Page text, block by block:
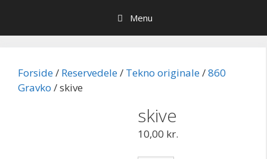
indhold
Menu
Forside/ Reservedele/ Tekno originale/860
Gravko / skive
skive
10,00 kr.